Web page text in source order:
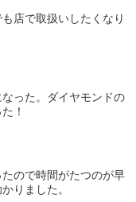
店で取扱いしたくなり
った。ダイヤモンドの
！
ので時間がたつのが早
りました。